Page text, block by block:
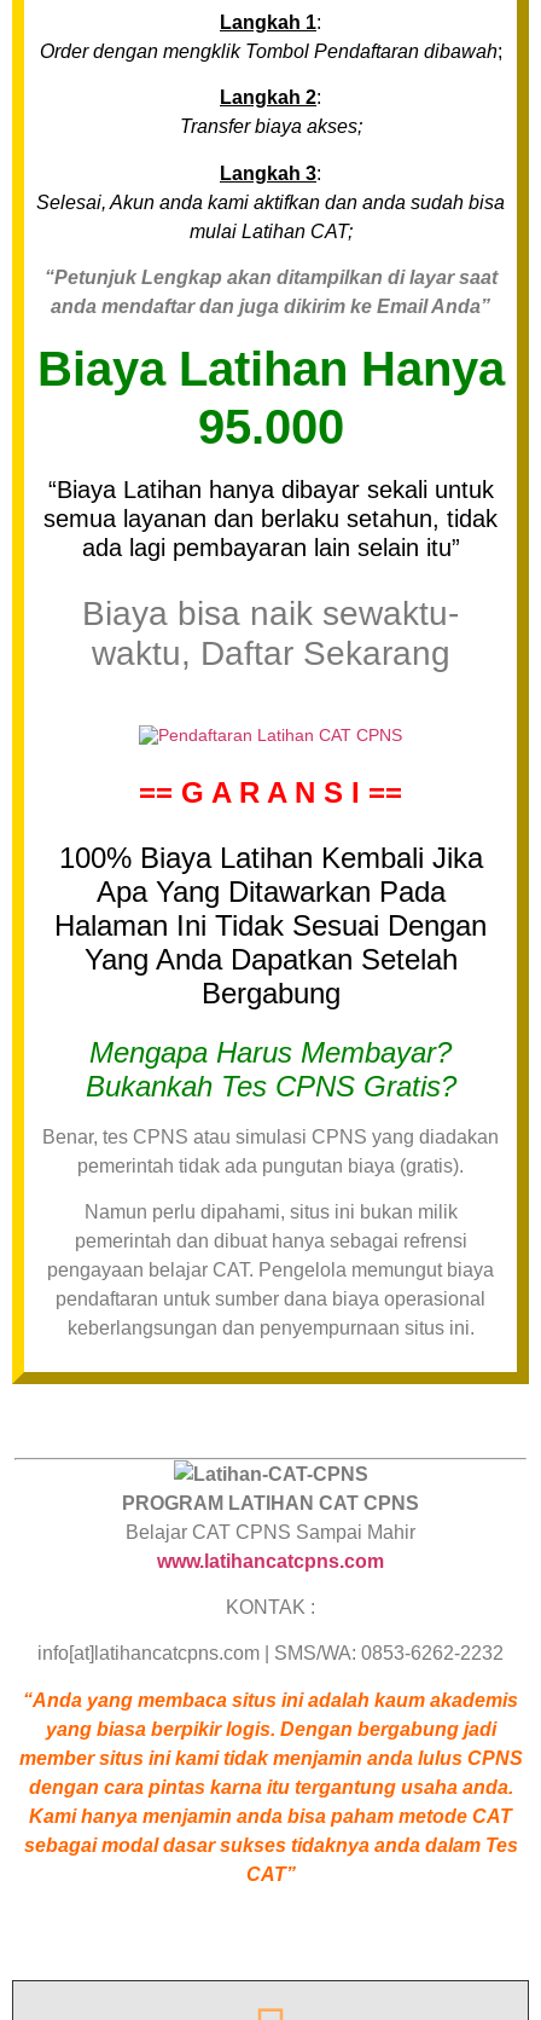
Langkah 1:
Order dengan mengklik Tombol Pendaftaran dibawah;
Langkah 2:
Transfer biaya akses;
Langkah 3:
Selesai, Akun anda kami aktifkan dan anda sudah bisa
mulai Latihan CAT;
“Petunjuk Lengkap akan ditampilkan di layar saat
anda mendaftar dan juga dikirim ke Email Anda”
Biaya Latihan Hanya
95.000
“Biaya Latihan hanya dibayar sekali untuk
semua layanan dan berlaku setahun, tidak
ada lagi pembayaran lain selain itu”
Biaya bisa naik sewaktu-
waktu, Daftar Sekarang
== G A R A N S I ==
100% Biaya Latihan Kembali Jika
Apa Yang Ditawarkan Pada
Halaman Ini Tidak Sesuai Dengan
Yang Anda Dapatkan Setelah
Bergabung
Mengapa Harus Membayar?
Bukankah Tes CPNS Gratis?
Benar, tes CPNS atau simulasi CPNS yang diadakan
pemerintah tidak ada pungutan biaya (gratis).
Namun perlu dipahami, situs ini bukan milik
pemerintah dan dibuat hanya sebagai refrensi
pengayaan belajar CAT. Pengelola memungut biaya
pendaftaran untuk sumber dana biaya operasional
keberlangsungan dan penyempurnaan situs ini.
PROGRAM LATIHAN CAT CPNS
Belajar CAT CPNS Sampai Mahir
www.latihancatcpns.com
KONTAK :
info[at]latihancatcpns.com | SMS/WA: 0853-6262-2232
“Anda yang membaca situs ini adalah kaum akademis
yang biasa berpikir logis. Dengan bergabung jadi
member situs ini kami tidak menjamin anda lulus CPNS
dengan cara pintas karna itu tergantung usaha anda.
Kami hanya menjamin anda bisa paham metode CAT
sebagai modal dasar sukses tidaknya anda dalam Tes
CAT”